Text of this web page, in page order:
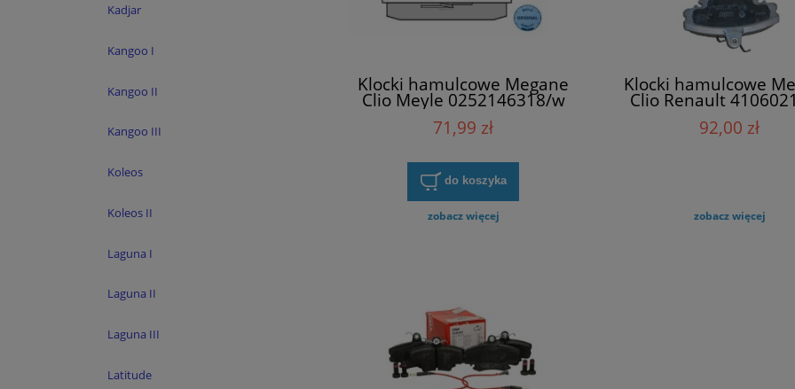
Kadjar
Kangoo I
Kangoo II
Kangoo III
Koleos
Koleos II
Laguna I
Laguna II
Laguna III
Latitude
Klocki hamulcowe Megane
Clio Meyle 0252146318/w
71,99 zł
do koszyka
zobacz więcej
Klocki hamulcowe
Clio Renault
92,00 zł
zobacz więcej